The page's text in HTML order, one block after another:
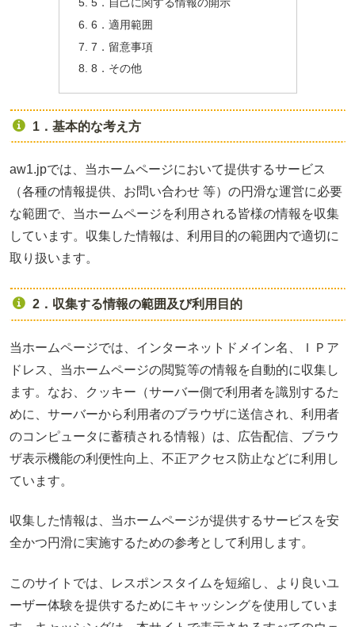
6．適用範囲
7．留意事項
8．その他
1．基本的な考え方
aw1.jpでは、当ホームページにおいて提供するサービス
（各種の情報提供、お問い合わせ 等）の円滑な運営に必要
な範囲で、当ホームページを利用される皆様の情報を収集
しています。収集した情報は、利用目的の範囲内で適切に
取り扱います。
2．収集する情報の範囲及び利用目的
当ホームページでは、インターネットドメイン名、ＩＰア
ドレス、当ホームページの閲覧等の情報を自動的に収集し
ます。なお、クッキー（サーバー側で利用者を識別するた
めに、サーバーから利用者のブラウザに送信され、利用者
のコンピュータに蓄積される情報）は、広告配信、ブラウ
ザ表示機能の利便性向上、不正アクセス防止などに利用し
ています。
収集した情報は、当ホームページが提供するサービスを安
全かつ円滑に実施するための参考として利用します。
このサイトでは、レスポンスタイムを短縮し、より良いユ
ーザー体験を提供するためにキャッシングを使用していま